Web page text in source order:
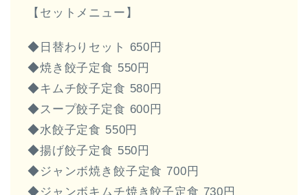
【セットメニュー】
◆日替わりセット 650円
◆焼き餃子定食 550円
◆キムチ餃子定食 580円
◆スープ餃子定食 600円
◆水餃子定食 550円
◆揚げ餃子定食 550円
◆ジャンボ焼き餃子定食 700円
◆ジャンボキムチ焼き餃子定食 730円